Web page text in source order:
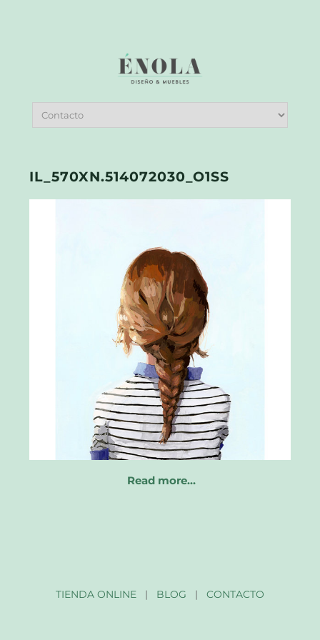
IL_570XN.514072030_O1SS
Read more…
TIENDA ONLINE| BLOG | CONTACTO